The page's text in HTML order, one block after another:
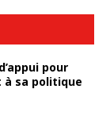
pour
sa politique